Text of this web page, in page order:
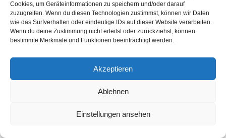
Cookies, um Geräteinformationen zu speichern und/oder darauf
zuzugreifen. Wenn du diesen Technologien zustimmst, können wir Daten
wie das Surfverhalten oder eindeutige IDs auf dieser Website verarbeiten.
Wenn du deine Zustimmung nicht erteilst oder zurückziehst, können
bestimmte Merkmale und Funktionen beeinträchtigt werden.
Akzeptieren
Ablehnen
Einstellungen ansehen
Ver­an­stal­ter:
AK
2.Ausbildungsphase
Beschrei­bung: